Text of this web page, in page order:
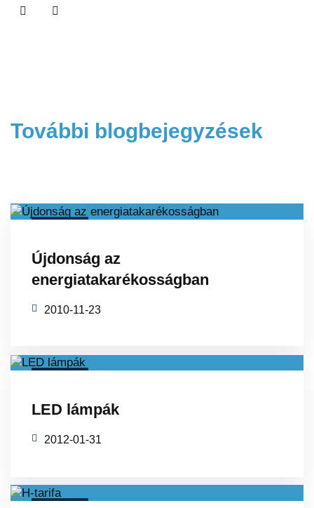
További blogbejegyzések
Újdonság az
energiatakarékosságban
2010-11-23
LED lámpák
2012-01-31